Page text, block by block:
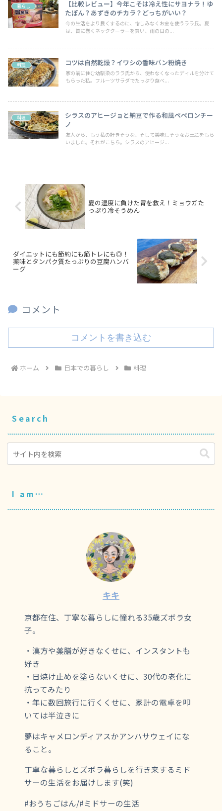
暮らし
【比較レビュー】今年こそは冷え性にサヨナラ！ゆ
たぽん？あずきのチカラ？どっちがいい？
今の生活をより良くするのに、惜しみなくお金を使うララ氏。夏
は、首に巻くネッククーラーを買い、雨の日の...
料理 コツは自然乾燥？イワシの香味パン粉焼き
家の前に住む幼馴染のララ氏から、使わなくなったディルを分けて
もらった私。フルーツサラダでたっぷり食べ...
料理
シラスのアヒージョと納豆で作る和風ペペロンチー
ノ
友人から、もう私の好きそうな、そして美味しそうなお土産をもら
いました。それがこちら。シラスのアヒージ...
夏の湿度に負けた胃を救え！ミョウガた
っぷり冷そうめん
ダイエットにも節約にも筋トレにも◎！
薬味とタンパク質たっぷりの豆腐ハンバ
ーグ
コメント
コメントを書き込む
ホーム 日本での暮らし 料理
Search
I am…
キキ
京都在住、丁寧な暮らしに憧れる35歳ズボラ女
子。
・漢方や薬膳が好きなくせに、インスタントも
好き
・日焼け止めを塗らないくせに、30代の老化に
抗ってみたり
・年に数回旅行に行くくせに、家計の電卓を叩
いては半泣きに
夢はキャメロンディアスかアンハサウェイにな
ること。
丁寧な暮らしとズボラ暮らしを行き来するミド
サーの生活をお届けします(笑)
#おうちごはん/#ミドサーの生活